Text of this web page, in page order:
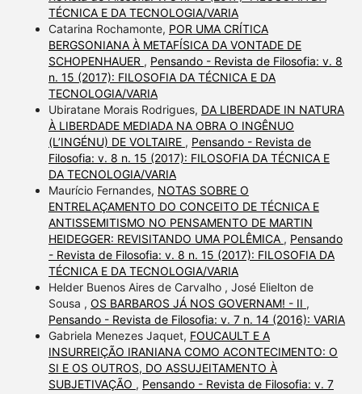
TÉCNICA E DA TECNOLOGIA/VARIA
Catarina Rochamonte, POR UMA CRÍTICA
BERGSONIANA À METAFÍSICA DA VONTADE DE
SCHOPENHAUER , Pensando - Revista de Filosofia: v. 8
n. 15 (2017): FILOSOFIA DA TÉCNICA E DA
TECNOLOGIA/VARIA
Ubiratane Morais Rodrigues, DA LIBERDADE IN NATURA
À LIBERDADE MEDIADA NA OBRA O INGÊNUO
(L’INGÉNU) DE VOLTAIRE , Pensando - Revista de
Filosofia: v. 8 n. 15 (2017): FILOSOFIA DA TÉCNICA E
DA TECNOLOGIA/VARIA
Maurício Fernandes, NOTAS SOBRE O
ENTRELAÇAMENTO DO CONCEITO DE TÉCNICA E
ANTISSEMITISMO NO PENSAMENTO DE MARTIN
HEIDEGGER: REVISITANDO UMA POLÊMICA , Pensando
- Revista de Filosofia: v. 8 n. 15 (2017): FILOSOFIA DA
TÉCNICA E DA TECNOLOGIA/VARIA
Helder Buenos Aires de Carvalho , José Elielton de
Sousa , OS BARBAROS JÁ NOS GOVERNAM! - II ,
Pensando - Revista de Filosofia: v. 7 n. 14 (2016): VARIA
Gabriela Menezes Jaquet, FOUCAULT E A
INSURREIÇÃO IRANIANA COMO ACONTECIMENTO: O
SI E OS OUTROS, DO ASSUJEITAMENTO À
SUBJETIVAÇÃO , Pensando - Revista de Filosofia: v. 7